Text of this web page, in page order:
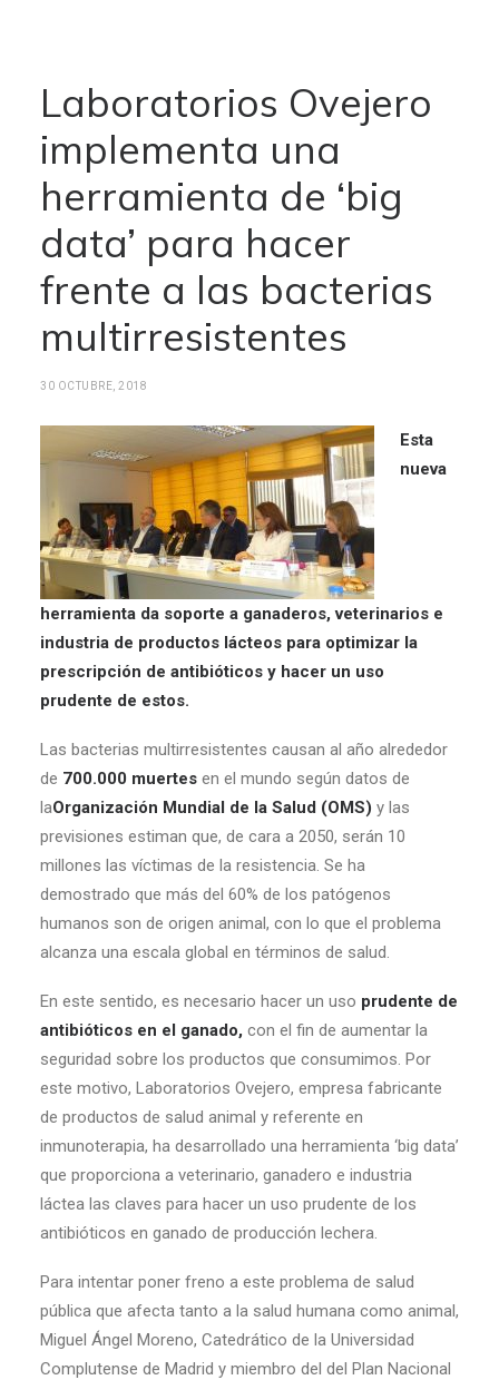
Laboratorios Ovejero
implementa una
herramienta de ‘big
data’ para hacer
frente a las bacterias
multirresistentes
30 OCTUBRE, 2018
Esta
nueva
herramienta da soporte a ganaderos, veterinarios e
industria de productos lácteos para optimizar la
prescripción de antibióticos y hacer un uso
prudente de estos.
Las bacterias multirresistentes causan al año alrededor
de 700.000 muertes en el mundo según datos de
laOrganización Mundial de la Salud (OMS) y las
previsiones estiman que, de cara a 2050, serán 10
millones las víctimas de la resistencia. Se ha
demostrado que más del 60% de los patógenos
humanos son de origen animal, con lo que el problema
alcanza una escala global en términos de salud.
En este sentido, es necesario hacer un uso prudente de
antibióticos en el ganado, con el fin de aumentar la
seguridad sobre los productos que consumimos. Por
este motivo, Laboratorios Ovejero, empresa fabricante
de productos de salud animal y referente en
inmunoterapia, ha desarrollado una herramienta ‘big data’
que proporciona a veterinario, ganadero e industria
láctea las claves para hacer un uso prudente de los
antibióticos en ganado de producción lechera.
Para intentar poner freno a este problema de salud
pública que afecta tanto a la salud humana como animal,
Miguel Ángel Moreno, Catedrático de la Universidad
Complutense de Madrid y miembro del del Plan Nacional